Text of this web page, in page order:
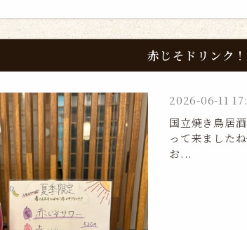
赤じそドリンク！
2026-06-11
国立焼き鳥居
って来ました
お...